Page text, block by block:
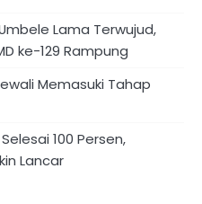
Lama Terwujud,
ke-129 Rampung
Memasuki Tahap
100 Persen,
Lancar